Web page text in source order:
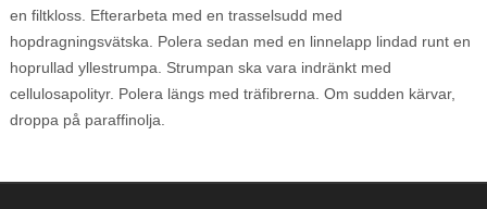
en filtkloss. Efterarbeta med en trasselsudd med
hopdragningsvätska. Polera sedan med en linnelapp lindad runt en
hoprullad yllestrumpa. Strumpan ska vara indränkt med
cellulosapolityr. Polera längs med träfibrerna. Om sudden kärvar,
droppa på paraffinolja.